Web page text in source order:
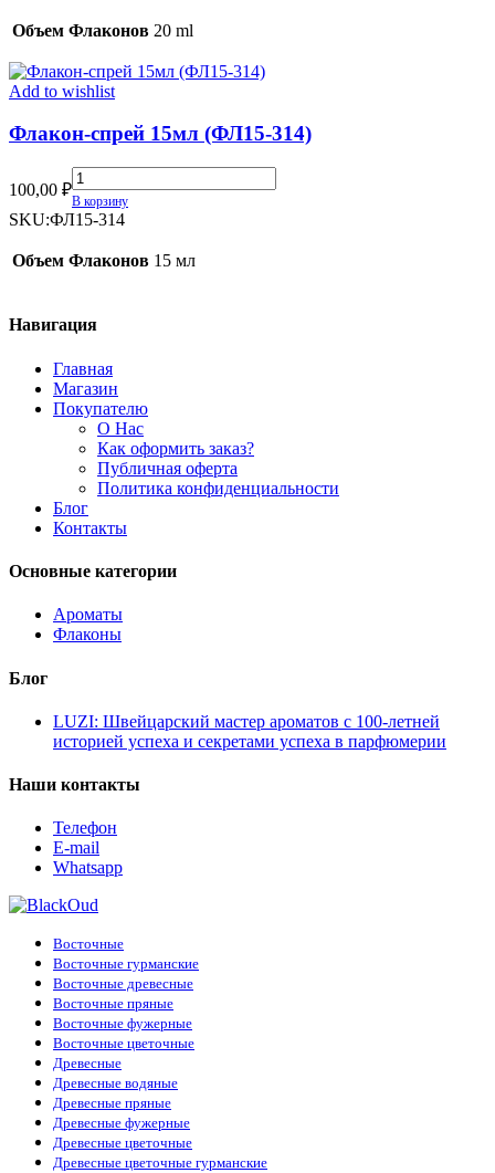
71)
Объем Флаконов 20 ml
Add to wishlist
Флакон-спрей 15мл (ФЛ15-314)
100,00 ₽
Флакон-
спрей
15мл
314)
В корзину
SKU:ФЛ15-314
Объем Флаконов 15 мл
Навигация
Главная
Магазин
Покупателю
О Нас
Как оформить заказ?
Публичная оферта
Политика конфиденциальности
Блог
Контакты
Основные категории
Ароматы
Флаконы
Блог
LUZI: Швейцарский мастер ароматов с 100-летней
историей успеха и секретами успеха в парфюмерии
Наши контакты
Телефон
E-mail
Whatsapp
Восточные
Восточные гурманские
Восточные древесные
Восточные пряные
Восточные фужерные
Восточные цветочные
Древесные
Древесные водяные
Древесные пряные
Древесные фужерные
Древесные цветочные
Древесные цветочные гурманские